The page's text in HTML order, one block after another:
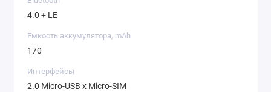
4.0 + LE
Емкость аккумулятора, mAh
170
Интерфейсы
2.0 Micro-USB x Micro-SIM